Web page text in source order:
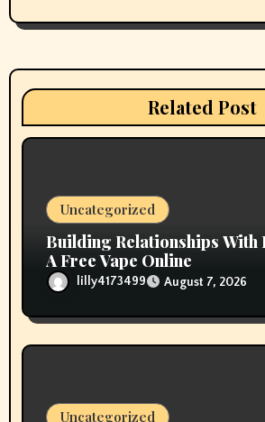
g
a
Related Post
Uncategorized
Building Relationships With
A Free Vape Online
lilly4173499 August 7, 2026
Uncategorized